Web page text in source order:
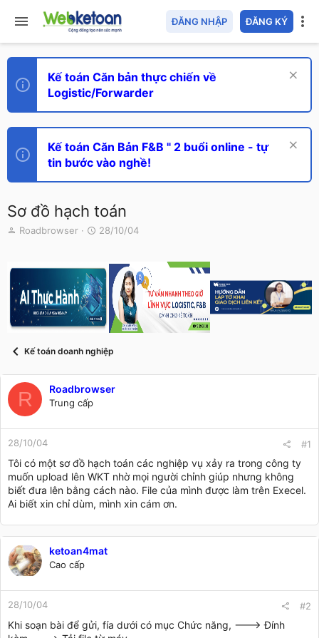
ĐĂNG NHẬP ĐĂNG KÝ
Kế toán Căn bản thực chiến về
Logistic/Forwarder
Kế toán Căn Bản F&B " 2 buổi online - tự
tin bước vào nghề!
Sơ đồ hạch toán
T
e
a
d
s
a
r
Roadbrowser
N
y
g
ử
i
28/10/04
Kế toán doanh nghiệp
R Roadbrowser
Trung cấp
28/10/04 #1
Tôi có một sơ đồ hạch toán các nghiệp vụ xảy ra trong công ty
muốn upload lên WKT nhờ mọi người chỉnh giúp nhưng không
biết đưa lên bằng cách nào. File của mình được làm trên Execel.
Ai biết xin chỉ dùm, mình xin cám ơn.
ketoan4mat
Cao cấp
28/10/04 #2
Khi soạn bài để gửi, fía dưới có mục Chức năng, ---> Đính